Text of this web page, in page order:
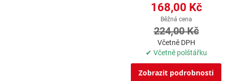
168,00 Kč
Běžná cena
224,00 Kč
Včetně DPH
✔ Včetně polštářku
Zobrazit podrobnosti